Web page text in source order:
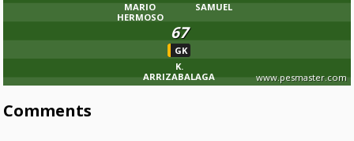
67
GK
K.
ARRIZABALAGA
SAMUEL
MARIO
HERMOSO
www.pesmaster.com
Comments